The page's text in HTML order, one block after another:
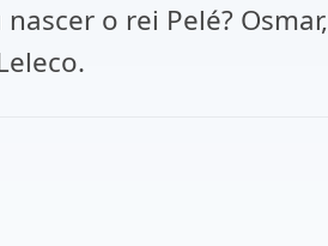
o rei Pelé?